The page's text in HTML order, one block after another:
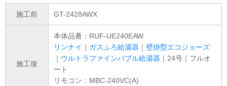
施工前 GT-2428AWX
施工後
本体品番：RUF-UE240EAW
リンナイ ｜ ガスふろ給湯器 ｜ 壁掛型エコジョーズ
｜ ウルトラファインバブル給湯器 ｜24号｜フルオ
ート
リモコン：MBC-240VC(A)